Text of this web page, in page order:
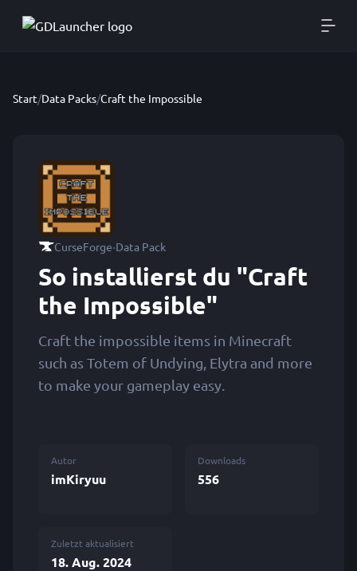
Start/Data Packs/Craft the Impossible
CurseForge·Data Pack
So installierst du "Craft
the Impossible"
Craft the impossible items in Minecraft
such as Totem of Undying, Elytra and more
to make your gameplay easy.
Autor
imKiryuu
Downloads
556
Zuletzt aktualisiert
18. Aug. 2024